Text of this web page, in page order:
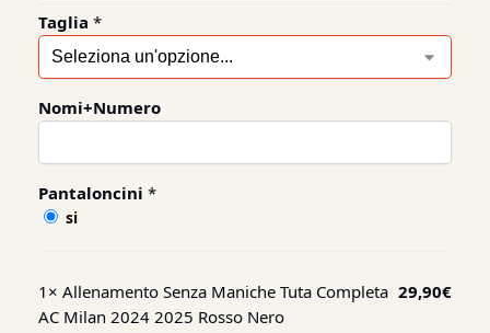
Taglia *
Nomi+Numero
Pantaloncini *
si
1× Allenamento Senza Maniche Tuta Completa
AC Milan 2024 2025 Rosso Nero
29,90€